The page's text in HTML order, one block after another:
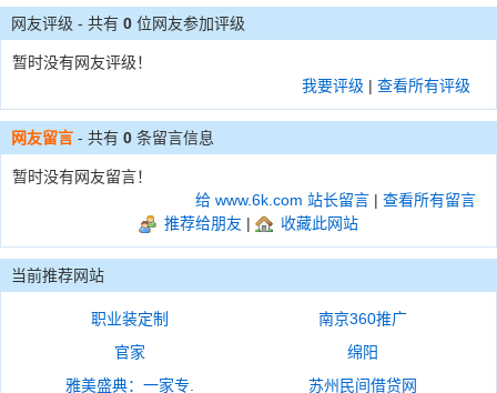
网友评级 - 共有 0 位网友参加评级
暂时没有网友评级！
我要评级 | 查看所有评级
网友留言 - 共有 0 条留言信息
暂时没有网友留言！
给 www.6k.com 站长留言 | 查看所有留言
推荐给朋友 | 收藏此网站
当前推荐网站
职业装定制
南京360推广
官家
绵阳
雅美盛典：一家专.
苏州民间借贷网